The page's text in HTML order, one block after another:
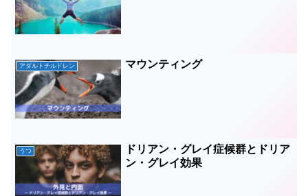
アダルトチルドレン マウンティング
うつ
ドリアン・グレイ症候群とドリア
ン・グレイ効果